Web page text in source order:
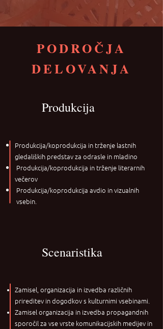
PODROČJA
DELOVANJA
Produkcija
Produkcija/koprodukcija in trženje lastnih
gledaliških predstav za odrasle in mladino
Produkcija/koprodukcija in trženje literarnih
večerov
Produkcija/koprodukcija avdio in vizualnih
vsebin.
Scenaristika
Zamisel, organizacija in izvedba različnih
prireditev in dogodkov s kulturnimi vsebinami.
Zamisel organizacija in izvedba propagandnih
sporočil za vse vrste komunikacijskih medijev in